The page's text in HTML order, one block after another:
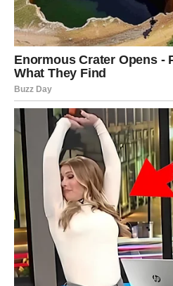
Ili ponuda koja mijenja način
budućnost.
Zvijezde pokazuju da će
da njihov rad dobija priznanje
Ono što dolazi donosi ne samo
mnogo više slobode u
JEDNA PRILIKA
PREOKRET
Posebno se naglašava događaj
djelovati sasvim obično.